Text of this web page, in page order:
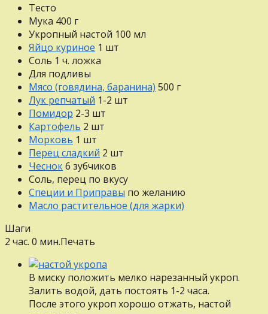
Тесто
Мука 400 г
Укропный настой 100 мл
Яйцо куриное 1 шт
Соль 1 ч. ложка
Для подливы
Мясо (говядина, баранина) 500 г
Лук репчатый 1-2 шт
Помидор 2-3 шт
Картофель 2 шт
Морковь 1 шт
Перец сладкий 2 шт
Чеснок6 зубчиков
Соль, перец по вкусу
Специи и Приправы по желанию
Масло растительное (для жарки)
Шаги
2 час. 0 мин.Печать
В миску положить мелко нарезанный укроп.
Залить водой, дать постоять 1-2 часа.
После этого укроп хорошо отжать, настой